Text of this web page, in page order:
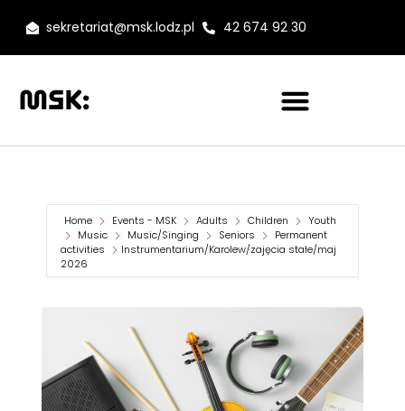
sekretariat@msk.lodz.pl 42 674 92 30
Home Events - MSK Adults Children
Youth
Music
Music/Singing Seniors
Permanent
activities
Instrumentarium/Karolew/zajęcia stałe/maj
2026